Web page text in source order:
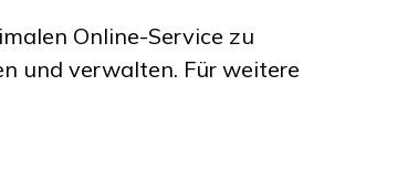
Online-Service zu
und verwalten. Für weitere